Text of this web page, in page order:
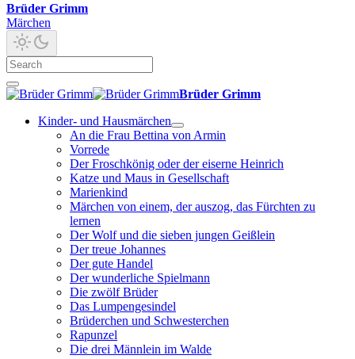
Brüder Grimm
Märchen
Brüder Grimm
Kinder- und Hausmärchen
An die Frau Bettina von Armin
Vorrede
Der Froschkönig oder der eiserne Heinrich
Katze und Maus in Gesellschaft
Marienkind
Märchen von einem, der auszog, das Fürchten zu
lernen
Der Wolf und die sieben jungen Geißlein
Der treue Johannes
Der gute Handel
Der wunderliche Spielmann
Die zwölf Brüder
Das Lumpengesindel
Brüderchen und Schwesterchen
Rapunzel
Die drei Männlein im Walde